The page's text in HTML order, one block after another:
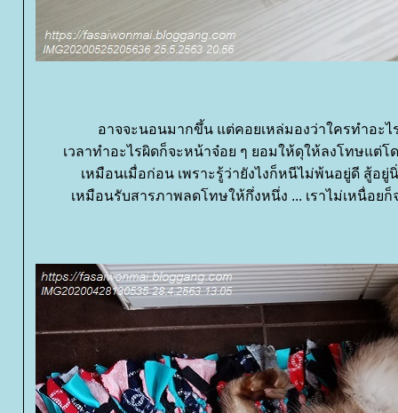
อาจจะนอนมากขึ้น แต่คอยเหล่มองว่าใครทำอะไ
เวลาทำอะไรผิดก็จะหน้าจ๋อย ๆ ยอมให้ดุให้ลงโทษแต่โ
เหมือนเมื่อก่อน เพราะรู้ว่ายังไงก็หนีไม่พ้นอยู่ดี สู้อยู่
เหมือนรับสารภาพลดโทษให้กึ่งหนึ่ง ... เราไม่เหนื่อย